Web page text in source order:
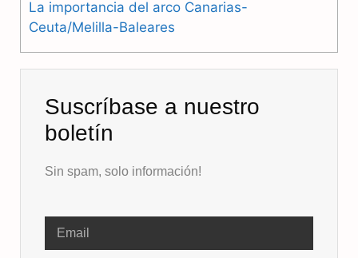
La importancia del arco Canarias-
Ceuta/Melilla-Baleares
Suscríbase a nuestro
boletín
Sin spam, solo información!